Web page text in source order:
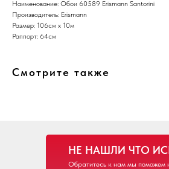
Наименование: Обои 60589 Erismann Santorini
Производитель: Erismann
Размер: 106см х 10м
Раппорт: 64см
Смотрите также
НЕ НАШЛИ ЧТО
Обратитесь к нам мы поможем